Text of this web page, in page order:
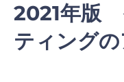
2021年版
ティング